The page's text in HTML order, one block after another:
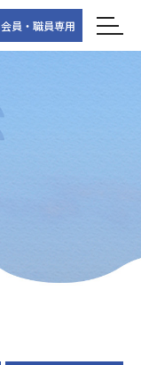
会員・職員専用